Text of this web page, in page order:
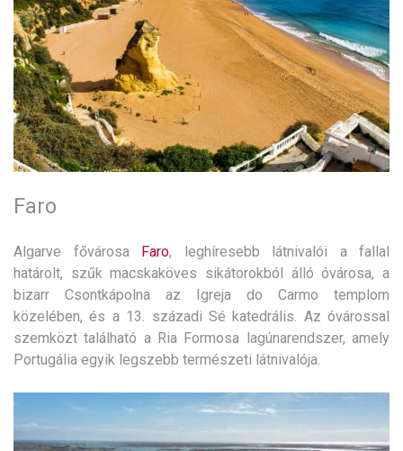
Faro
Algarve fővárosa Faro, leghíresebb látnivalói a fallal
határolt, szűk macskaköves sikátorokból álló óvárosa, a
bizarr Csontkápolna az Igreja do Carmo templom
közelében, és a 13. századi Sé katedrális. Az óvárossal
szemközt található a Ria Formosa lagúnarendszer, amely
Portugália egyik legszebb természeti látnivalója.